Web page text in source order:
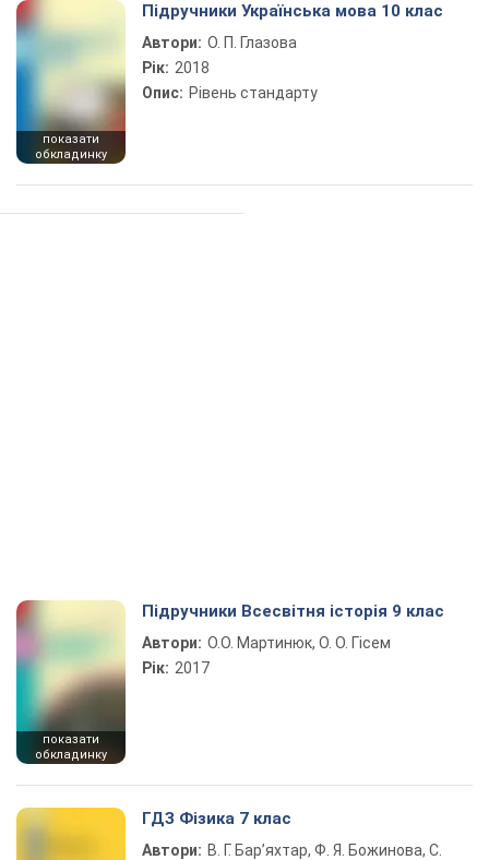
показати
обкладинку
Підручники Українська мова 10 клас
Автори: О. П. Глазова
Рік: 2018
Опис: Рівень стандарту
показати
обкладинку
Підручники Всесвітня історія 9 клас
Автори: О.О. Мартинюк, О. О. Гісем
Рік: 2017
ГДЗ Фізика 7 клас
Автори: В. Г. Бар’яхтар, Ф. Я. Божинова, С.